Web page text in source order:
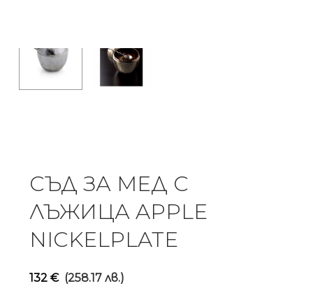
СЪД ЗА МЕД С
ЛЪЖИЦА APPLE
NICKELPLATE
132 € (258.17 лв.)